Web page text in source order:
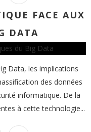
FACE AUX
DATA
Data, les implications
des données
informatique. De la
à cette technologie...